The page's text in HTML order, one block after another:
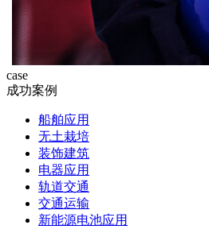
case
成功案例
船舶应用
无土栽培
装饰建筑
电器应用
轨道交通
交通运输
新能源电池应用